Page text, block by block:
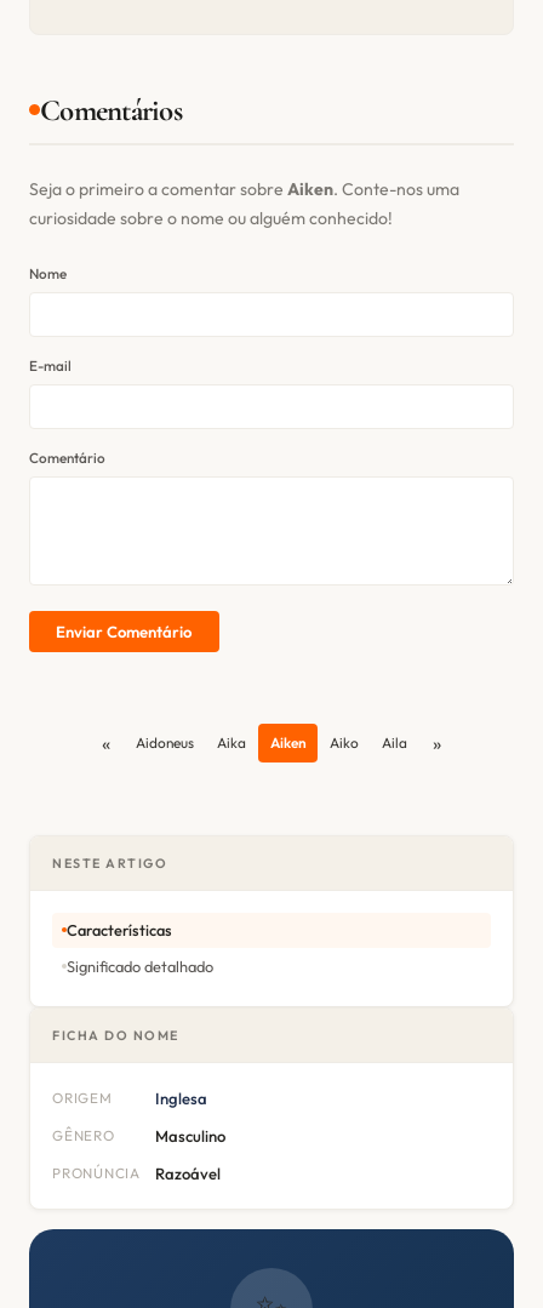
Comentários
Seja o primeiro a comentar sobre Aiken. Conte-nos uma
curiosidade sobre o nome ou alguém conhecido!
Nome
E-mail
Comentário
Enviar Comentário
« Aidoneus Aika Aiken Aiko Aila »
NESTE ARTIGO
Características
Significado detalhado
FICHA DO NOME
ORIGEM Inglesa
GÊNERO Masculino
PRONÚNCIA Razoável